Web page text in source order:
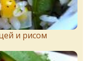
и рисом